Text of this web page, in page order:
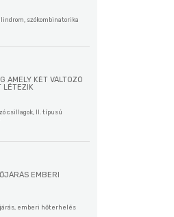
szókombinatorika
AMELY KÉT VÁLTOZÓ
LÉTEZIK
csillagok, II. típusú
EMBERI
emberi hőterhelés